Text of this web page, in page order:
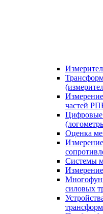
частей
Цифровые
Оценка
Системы
силовых